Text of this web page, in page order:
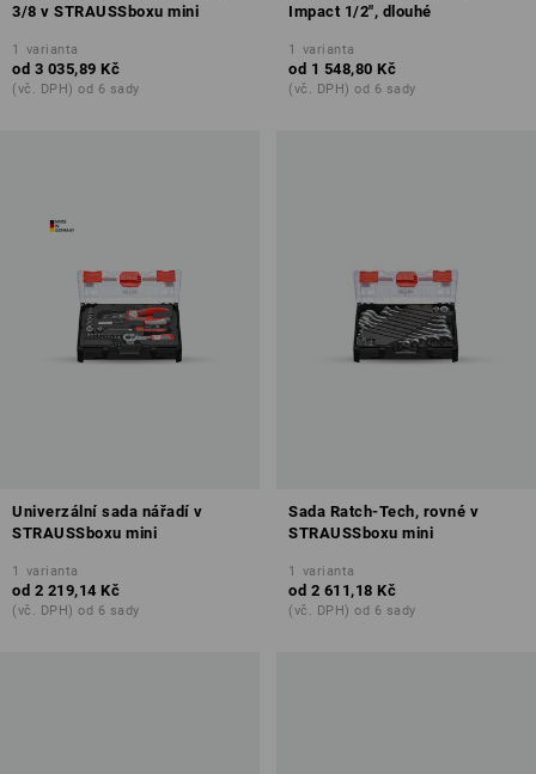
3/8 v STRAUSSboxu mini
1 varianta
od 3 035,89 Kč
(vč. DPH) od 6 sady
Impact 1/2", dlouhé
1 varianta
od 1 548,80 Kč
(vč. DPH) od 6 sady
Univerzální sada nářadí v
STRAUSSboxu mini
1 varianta
od 2 219,14 Kč
(vč. DPH) od 6 sady
Sada Ratch-Tech, rovné v
STRAUSSboxu mini
1 varianta
od 2 611,18 Kč
(vč. DPH) od 6 sady